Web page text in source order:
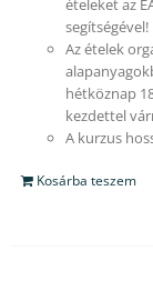
ételeket az
segítségével!
Az ételek
hétköznap
kezdettel
A kurzus
Kosárba teszem